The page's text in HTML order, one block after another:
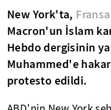
New York'ta, Fransa
Macron'un İslam
Hebdo dergisinin
Muhammed'e
protesto edildi.